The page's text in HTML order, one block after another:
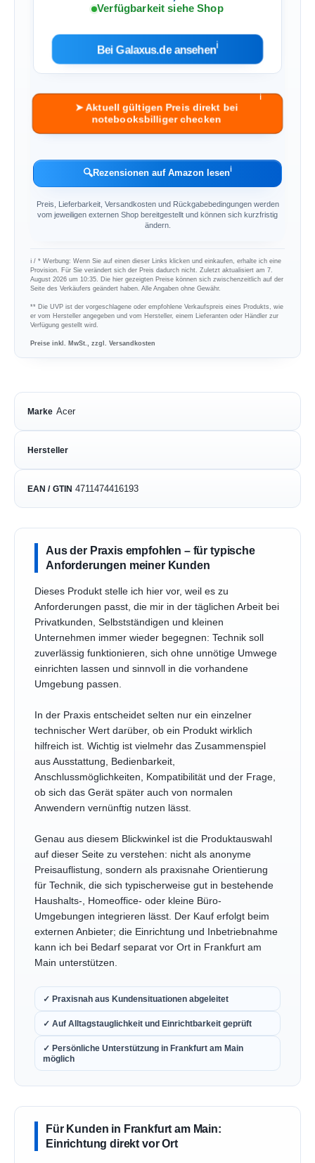
Verfügbarkeit siehe Shop
Bei Galaxus.de ansehenℹ︎
➤ Aktuell gültigen Preis direkt bei
notebooksbilliger checken
ℹ︎
🔍Rezensionen auf Amazon lesenℹ︎
Preis, Lieferbarkeit, Versandkosten und Rückgabebedingungen werden
vom jeweiligen externen Shop bereitgestellt und können sich kurzfristig
ändern.
ℹ︎ / * Werbung: Wenn Sie auf einen dieser Links klicken und einkaufen, erhalte ich eine
Provision. Für Sie verändert sich der Preis dadurch nicht. Zuletzt aktualisiert am 7.
August 2026 um 10:35. Die hier gezeigten Preise können sich zwischenzeitlich auf der
Seite des Verkäufers geändert haben. Alle Angaben ohne Gewähr.
** Die UVP ist der vorgeschlagene oder empfohlene Verkaufspreis eines Produkts, wie
er vom Hersteller angegeben und vom Hersteller, einem Lieferanten oder Händler zur
Verfügung gestellt wird.
Preise inkl. MwSt., zzgl. Versandkosten
Marke Acer
Hersteller
EAN / GTIN 4711474416193
Aus der Praxis empfohlen – für typische
Anforderungen meiner Kunden
Dieses Produkt stelle ich hier vor, weil es zu
Anforderungen passt, die mir in der täglichen Arbeit bei
Privatkunden, Selbstständigen und kleinen
Unternehmen immer wieder begegnen: Technik soll
zuverlässig funktionieren, sich ohne unnötige Umwege
einrichten lassen und sinnvoll in die vorhandene
Umgebung passen.
In der Praxis entscheidet selten nur ein einzelner
technischer Wert darüber, ob ein Produkt wirklich
hilfreich ist. Wichtig ist vielmehr das Zusammenspiel
aus Ausstattung, Bedienbarkeit,
Anschlussmöglichkeiten, Kompatibilität und der Frage,
ob sich das Gerät später auch von normalen
Anwendern vernünftig nutzen lässt.
Genau aus diesem Blickwinkel ist die Produktauswahl
auf dieser Seite zu verstehen: nicht als anonyme
Preisauflistung, sondern als praxisnahe Orientierung
für Technik, die sich typischerweise gut in bestehende
Haushalts-, Homeoffice- oder kleine Büro-
Umgebungen integrieren lässt. Der Kauf erfolgt beim
externen Anbieter; die Einrichtung und Inbetriebnahme
kann ich bei Bedarf separat vor Ort in Frankfurt am
Main unterstützen.
✓ Praxisnah aus Kundensituationen abgeleitet
✓ Auf Alltagstauglichkeit und Einrichtbarkeit geprüft
✓ Persönliche Unterstützung in Frankfurt am Main
möglich
Für Kunden in Frankfurt am Main:
Einrichtung direkt vor Ort